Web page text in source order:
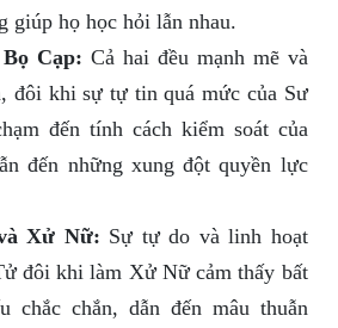
giúp họ học hỏi lẫn nhau.
Cạp: Cả hai đều mạnh mẽ và
đôi khi sự tự tin quá mức của Sư
đến tính cách kiểm soát của
đến những xung đột quyền lực
Xử Nữ: Sự tự do và linh hoạt
đôi khi làm Xử Nữ cảm thấy bất
chắc chắn, dẫn đến mâu thuẫn